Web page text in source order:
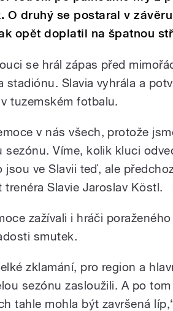
O druhý se postaral v
opět doplatil na špatnou
se hrál zápas před
stadiónu. Slavia vyhrála a
tuzemském fotbalu.
v nás všech, protože
sezónu. Víme, kolik kluci
jsou ve Slavii teď, ale
trenéra Slavie Jaroslav Köstl.
zažívali i hráči
smutek.
zklamání, pro region a
sezónu zasloužili. A po
tahle mohla být završená